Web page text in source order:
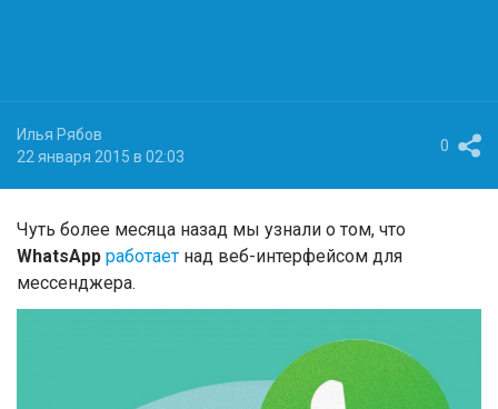
Илья Рябов
22 января 2015 в 02:03
0
Чуть более месяца назад мы узнали о том, что
WhatsApp работает над веб-интерфейсом для
мессенджера.